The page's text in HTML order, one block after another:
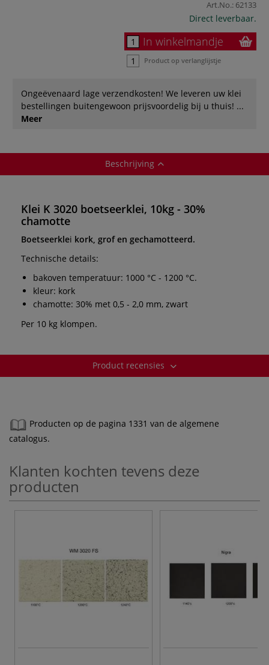
Art.No.: 62133
Direct leverbaar.
In winkelmandje
Product op verlanglijstje
Ongeëvenaard lage verzendkosten! We leveren uw klei
bestellingen buitengewoon prijsvoordelig bij u thuis! ...
Meer
Beschrijving
Klei K 3020 boetseerklei, 10kg - 30%
chamotte
Boetseerklei kork, grof en gechamotteerd.
Technische details:
bakoven temperatuur: 1000 °C - 1200 °C.
kleur: kork
chamotte: 30% met 0,5 - 2,0 mm, zwart
Per 10 kg klompen.
Product recensies
Producten op de pagina 1331 van de algemene
catalogus.
Klanten kochten tevens deze
producten